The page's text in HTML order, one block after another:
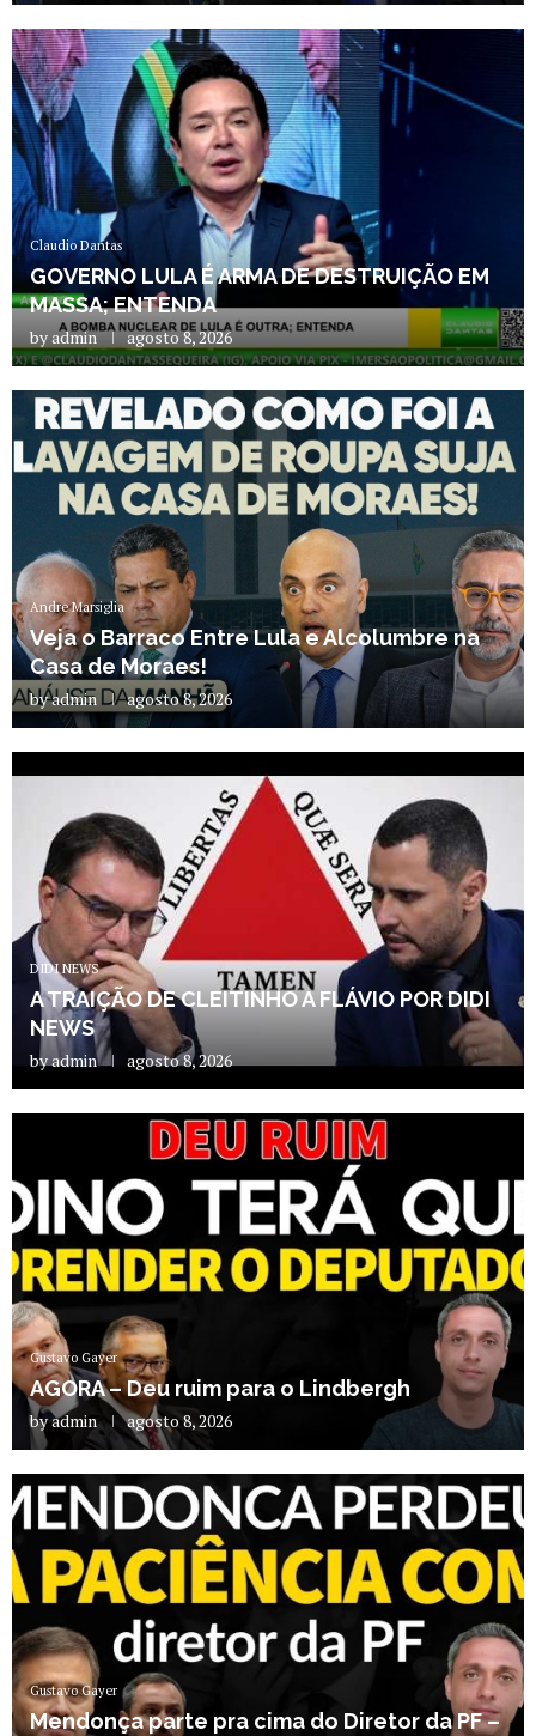
Claudio Dantas
GOVERNO LULA É ARMA DE DESTRUIÇÃO EM
MASSA; ENTENDA
byadmin agosto 8, 2026
Andre Marsiglia
Veja o Barraco Entre Lula e Alcolumbre na
Casa de Moraes!
byadmin agosto 8, 2026
DIDI NEWS
A TRAIÇÃO DE CLEITINHO A FLÁVIO POR DIDI
NEWS
byadmin agosto 8, 2026
Gustavo Gayer
AGORA – Deu ruim para o Lindbergh
byadmin agosto 8, 2026
Gustavo Gayer
Mendonça parte pra cima do Diretor da PF –